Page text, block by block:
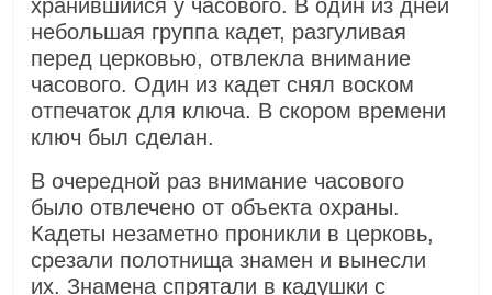
хранившийся у часового. В один из дней
небольшая группа кадет, разгуливая
перед церковью, отвлекла внимание
часового. Один из кадет снял воском
отпечаток для ключа. В скором времени
ключ был сделан.
В очередной раз внимание часового
было отвлечено от объекта охраны.
Кадеты незаметно проникли в церковь,
срезали полотнища знамен и вынесли
их. Знамена спрятали в кадушки с